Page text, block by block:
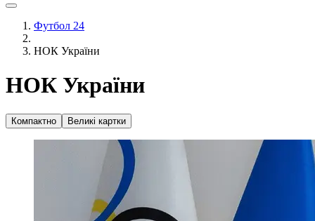
Футбол 24
НОК України
НОК України
Компактно Великі картки